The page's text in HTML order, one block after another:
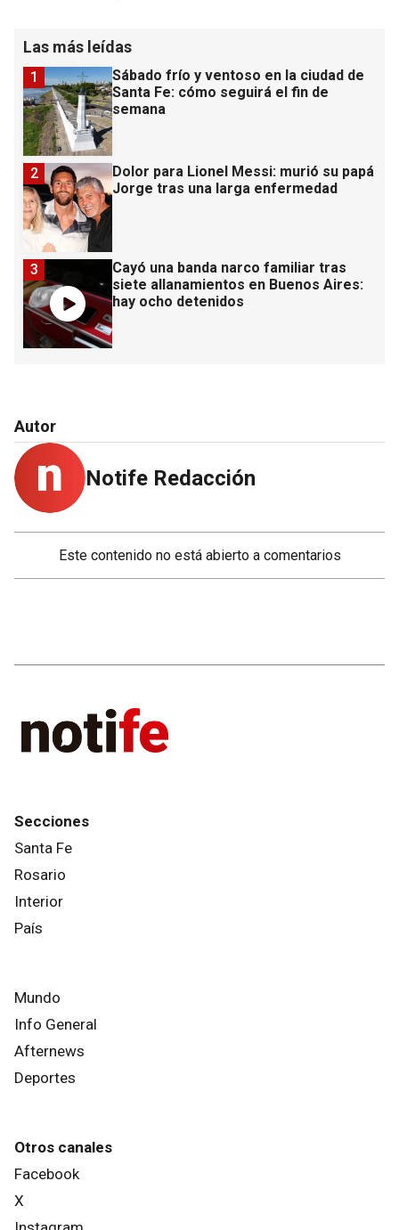
Las más leídas
Sábado frío y ventoso en la ciudad de
Santa Fe: cómo seguirá el fin de
semana
1
Dolor para Lionel Messi: murió su papá
Jorge tras una larga enfermedad
2
Cayó una banda narco familiar tras
siete allanamientos en Buenos Aires:
hay ocho detenidos
3
Autor
Notife Redacción
Este contenido no está abierto a comentarios
Secciones
Santa Fe
Rosario
Interior
País
Mundo
Info General
Afternews
Deportes
Otros canales
Facebook
X